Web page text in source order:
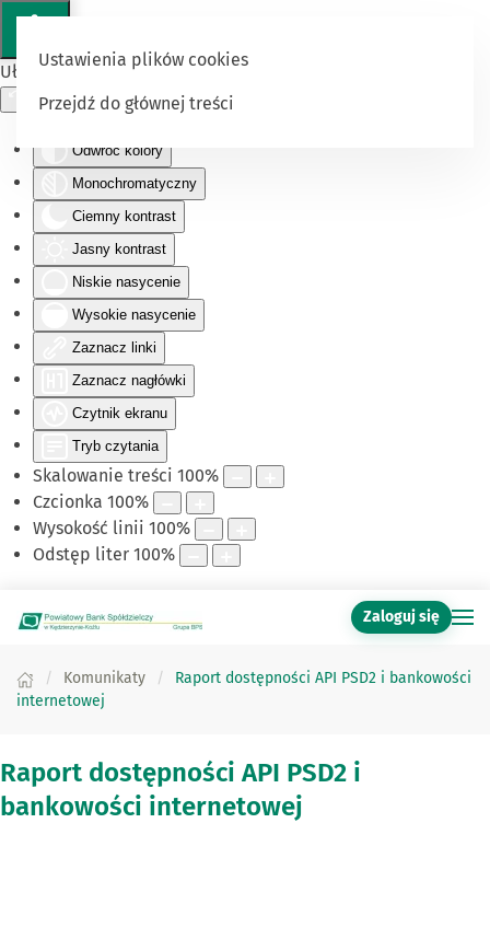
Ułatwienia dostępu
Odwróć kolory
Monochromatyczny
Ciemny kontrast
Jasny kontrast
Niskie nasycenie
Wysokie nasycenie
Zaznacz linki
Zaznacz nagłówki
Czytnik ekranu
Tryb czytania
Skalowanie treści 100%
Czcionka 100%
Wysokość linii 100%
Odstęp liter 100%
Ustawienia plików cookies
Przejdź do głównej treści
Zaloguj się
Komunikaty
Raport dostępności API PSD2 i bankowości
internetowej
Raport dostępności API PSD2 i
bankowości internetowej